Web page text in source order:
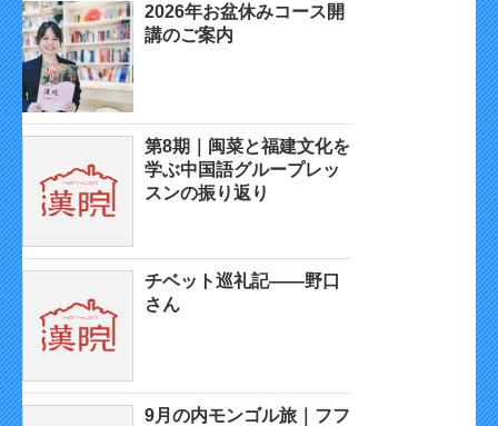
2026年お盆休みコース開
講のご案内
第8期｜闽菜と福建文化を
学ぶ中国語グループレッ
スンの振り返り
チベット巡礼記——野口
さん
9月の内モンゴル旅｜フフ